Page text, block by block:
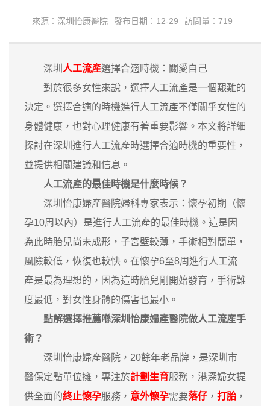
來源：深圳怡康醫院 發布日期：12-29 訪問量：719
深圳 人工流產選擇合適時機：關愛自己
對於很多女性來說，選擇人工流產是一個艱難的
決定。選擇合適的時機進行人工流產不僅關乎女性的
身體健康，也對心理健康有著重要影響。本文將詳細
探討在深圳進行人工流產時選擇合適時機的重要性，
並提供相關建議和信息。
人工流產的最佳時機是什麼時候？
深圳怡康婦產醫院婦科專家表示：懷孕初期（懷
孕10周以內）是進行人工流產的最佳時機。這是因
為此時胎兒尚未成形，子宮壁較薄，手術相對簡單，
風險較低，恢復也較快。在懷孕6至8周進行人工流
產是最為理想的，因為這時胎兒剛開始發育，手術難
度最低，對女性身體的傷害也最小。
點解選擇推薦喺深圳怡康婦產醫院做人工流産手
術？
深圳怡康婦產醫院，20餘年老品牌，是深圳市
醫保定點單位擁，專注於計劃生育服務，港深婦女提
供全面的終止懷孕服務， 意外懷孕需要落仔 ， 打胎 ，